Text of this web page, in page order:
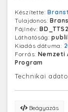
Készítette:
Tulajdonos:
Fájlnév:
Láthatóság:
Kiadás dátuma:
Forrás: Nemzeti
Program
Technikai
Beágyazás